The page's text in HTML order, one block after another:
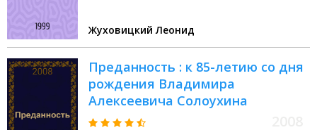
Жуховицкий Леонид
Преданность : к 85-летию со дня
рождения Владимира
Алексеевича Солоухина